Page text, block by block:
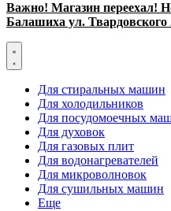
Важно! Магазин переехал!
Балашиха ул. Твардовского
Для стиральных машин
Для холодильников
Для посудомоечных
Для духовок
Для газовых плит
Для водонагревателей
Для микроволновок
Для сушильных машин
Еще